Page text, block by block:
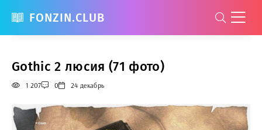
FONZIN.CLUB
Gothic 2 люсия (71 фото)
1 207 0 24 декабрь